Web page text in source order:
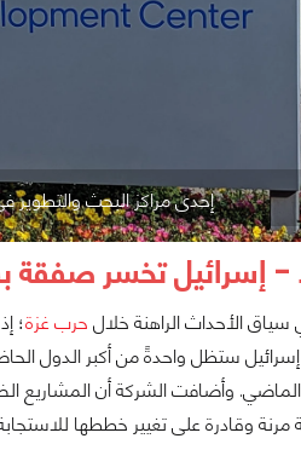
إحدى مراكز البحث والتطوير
تخسر صفقة بقيمة 15
الأحداث الراهنة خلال حرب غزة؛
ستظل واحدةً من أكبر الدول
وأضافت الشركة أن المشاريع
وقادرة على تغيير خططها للاستجابة